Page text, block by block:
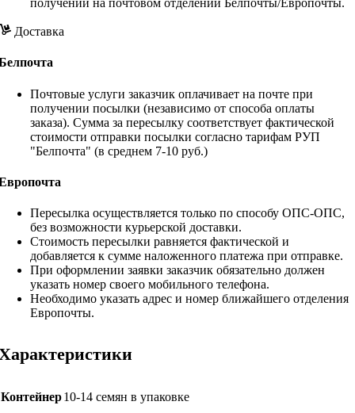
получении на почтовом отделении Белпочты/Европочты.
Доставка
Почтовые услуги заказчик оплачивает на почте при
получении посылки (независимо от способа оплаты
заказа). Сумма за пересылку соответствует фактической
стоимости отправки посылки согласно тарифам РУП
"Белпочта" (в среднем 7-10 руб.)
Пересылка осуществляется только по способу ОПС-ОПС,
без возможности курьерской доставки.
Стоимость пересылки равняется фактической и
добавляется к сумме наложенного платежа при отправке.
При оформлении заявки заказчик обязательно должен
указать номер своего мобильного телефона.
Необходимо указать адрес и номер ближайшего отделения
Европочты.
Контейнер10-14 семян в упаковке